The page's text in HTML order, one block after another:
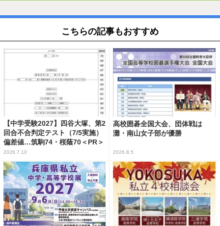
こちらの記事もおすすめ
【中学受験2027】四谷大塚、第2
回合不合判定テスト（7/5実施）
偏差値…筑駒74・桜蔭70＜PR＞
2026.7.10
高校囲碁全国大会、団体戦は
灘・南山女子部が優勝
2026.8.5